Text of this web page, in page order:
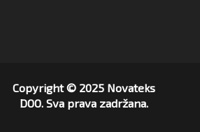
Copyright © 2025 Novateks
DOO. Sva prava zadržana.